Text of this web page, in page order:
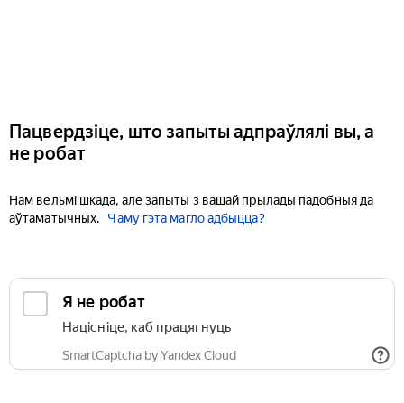
Пацвердзіце, што запыты адпраўлялі вы, а
не робат
Нам вельмі шкада, але запыты з вашай прылады падобныя да
аўтаматычных.
Чаму гэта магло адбыцца?
Я не робат
Націсніце, каб працягнуць
SmartCaptcha by Yandex Cloud